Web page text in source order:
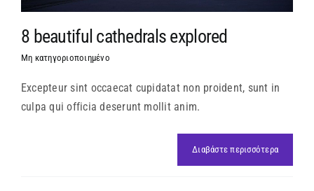
8 beautiful cathedrals explored
Μη κατηγοριοποιημένο
Excepteur sint occaecat cupidatat non proident, sunt in
culpa qui officia deserunt mollit anim.
Διαβάστε περισσότερα